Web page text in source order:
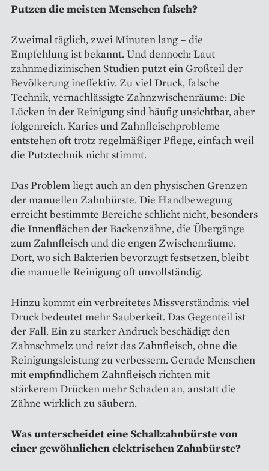
Putzen die meisten Menschen falsch?
Zweimal täglich, zwei Minuten lang – die
Empfehlung ist bekannt. Und dennoch: Laut
zahnmedizinischen Studien putzt ein Großteil der
Bevölkerung ineffektiv. Zu viel Druck, falsche
Technik, vernachlässigte Zahnzwischenräume: Die
Lücken in der Reinigung sind häufig unsichtbar, aber
folgenreich. Karies und Zahnfleischprobleme
entstehen oft trotz regelmäßiger Pflege, einfach weil
die Putztechnik nicht stimmt.
Das Problem liegt auch an den physischen Grenzen
der manuellen Zahnbürste. Die Handbewegung
erreicht bestimmte Bereiche schlicht nicht, besonders
die Innenflächen der Backenzähne, die Übergänge
zum Zahnfleisch und die engen Zwischenräume.
Dort, wo sich Bakterien bevorzugt festsetzen, bleibt
die manuelle Reinigung oft unvollständig.
Hinzu kommt ein verbreitetes Missverständnis: viel
Druck bedeutet mehr Sauberkeit. Das Gegenteil ist
der Fall. Ein zu starker Andruck beschädigt den
Zahnschmelz und reizt das Zahnfleisch, ohne die
Reinigungsleistung zu verbessern. Gerade Menschen
mit empfindlichem Zahnfleisch richten mit
stärkerem Drücken mehr Schaden an, anstatt die
Zähne wirklich zu säubern.
Was unterscheidet eine Schallzahnbürste von
einer gewöhnlichen elektrischen Zahnbürste?